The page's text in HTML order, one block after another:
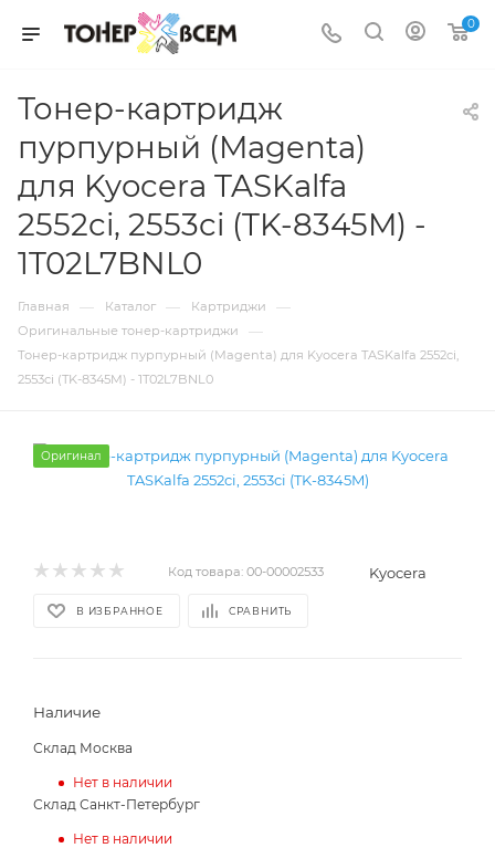
0
Тонер-картридж
пурпурный (Magenta)
для Kyocera TASKalfa
2552ci, 2553ci (TK-8345M) -
1T02L7BNL0
Главная — Каталог — Картриджи —
Оригинальные тонер-картриджи —
Тонер-картридж пурпурный (Magenta) для Kyocera TASKalfa 2552ci,
2553ci (TK-8345M) - 1T02L7BNL0
Оригинал
Код товара: 00-00002533 Kyocera
В ИЗБРАННОЕ СРАВНИТЬ
Наличие
Склад Москва
Нет в наличии
Склад Санкт-Петербург
Нет в наличии